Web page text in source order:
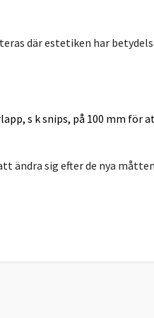
där estetiken har
s k snips, på 100 mm för
ändra sig efter de nya